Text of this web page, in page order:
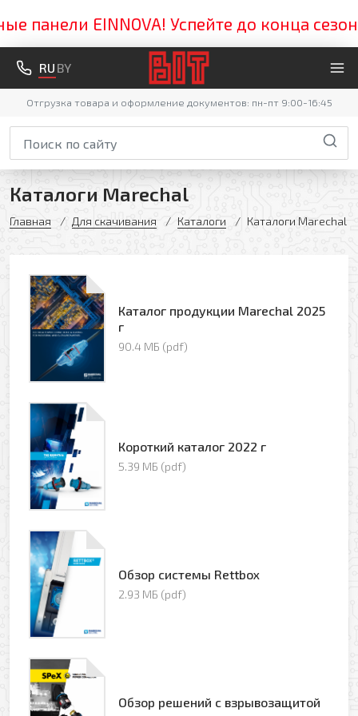
панели EINNOVA! Успейте до конца
RU BY
Отгрузка товара и оформление документов: пн-пт 9:00-16:45
Каталоги Marechal
Главная Для скачивания Каталоги Каталоги Marechal
Каталог продукции Marechal 2025
г
90.4 МБ (pdf)
Короткий каталог 2022 г
5.39 МБ (pdf)
Обзор системы Rettbox
2.93 МБ (pdf)
Обзор решений с взрывозащитой
Заказать обратный звонок
Ваше имя
Оформить заявку
Ваше имя
Ваш телефон
Ваш e-mail
Прикрепить файл